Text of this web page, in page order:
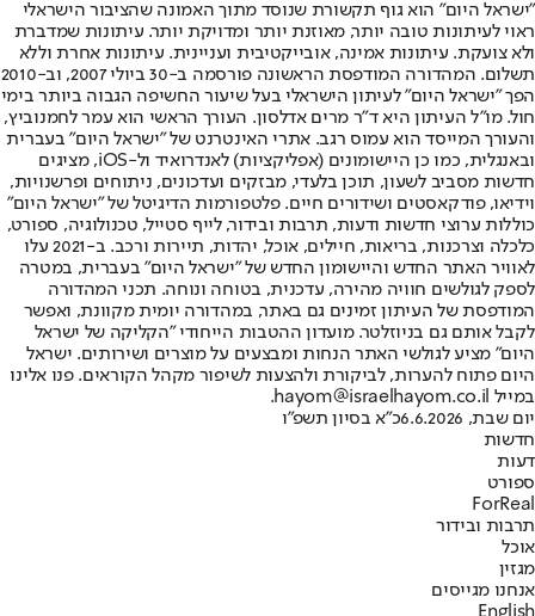
"ישראל היום" הוא גוף תקשורת שנוסד מתוך האמונה שהציבור הישראלי
ראוי לעיתונות טובה יותר, מאוזנת יותר ומדויקת יותר. עיתונות שמדברת
ולא צועקת. עיתונות אמינה, אובייקטיבית ועניינית. עיתונות אחרת וללא
תשלום. המהדורה המודפסת הראשונה פורסמה ב-30 ביולי 2007, וב-2010
הפך "ישראל היום" לעיתון הישראלי בעל שיעור החשיפה הגבוה ביותר בימי
חול. מו"ל העיתון היא ד"ר מרים אדלסון. העורך הראשי הוא עמר לחמנוביץ,
והעורך המייסד הוא עמוס רגב. אתרי האינטרנט של "ישראל היום" בעברית
ובאנגלית, כמו כן היישומונים (אפליקציות) לאנדרואיד ול-iOS, מציגים
חדשות מסביב לשעון, תוכן בלעדי, מבזקים ועדכונים, ניתוחים ופרשנויות,
וידיאו, פודקאסטים ושידורים חיים. פלטפורמות הדיגיטל של "ישראל היום"
כוללות ערוצי חדשות ודעות, תרבות ובידור, לייף סטייל, טכנולוגיה, ספורט,
כלכלה וצרכנות, בריאות, חיילים, אוכל, יהדות, תיירות ורכב. ב-2021 עלו
לאוויר האתר החדש והיישומון החדש של "ישראל היום" בעברית, במטרה
לספק לגולשים חוויה מהירה, עדכנית, בטוחה ונוחה. תכני המהדורה
המודפסת של העיתון זמינים גם באתר, במהדורה יומית מקוונת, ואפשר
לקבל אותם גם בניוזלטר. מועדון ההטבות הייחודי "הקליקה של ישראל
היום" מציע לגולשי האתר הנחות ומבצעים על מוצרים ושירותים. ישראל
היום פתוח להערות, לביקורת ולהצעות לשיפור מקהל הקוראים. פנו אלינו
במייל hayom@israelhayom.co.il.
יום שבת, 6.6.2026
כ"א בסיון תשפ"ו
חדשות
דעות
ספורט
ForReal
תרבות ובידור
אוכל
מגזין
אנחנו מגייסים